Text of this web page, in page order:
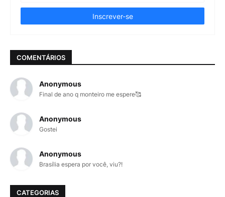
COMENTÁRIOS
Anonymous
Final de ano q monteiro me espere🥰
Anonymous
Gostei
Anonymous
Brasília espera por você, viu?!
CATEGORIAS